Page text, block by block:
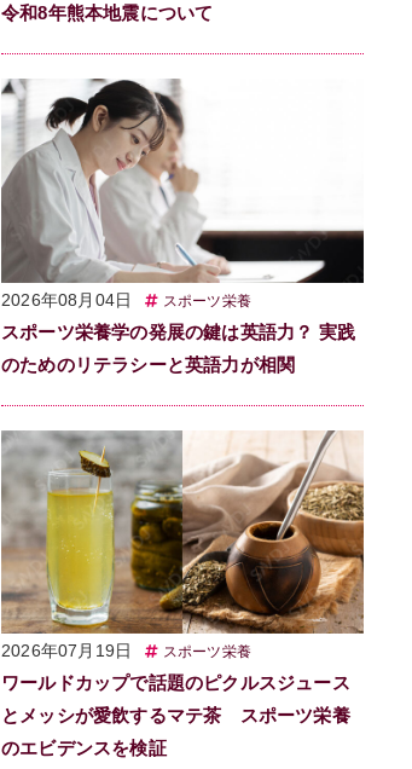
令和8年熊本地震について
2026年08月04日 スポーツ栄養
スポーツ栄養学の発展の鍵は英語力？ 実践
のためのリテラシーと英語力が相関
2026年07月19日 スポーツ栄養
ワールドカップで話題のピクルスジュース
とメッシが愛飲するマテ茶 スポーツ栄養
のエビデンスを検証